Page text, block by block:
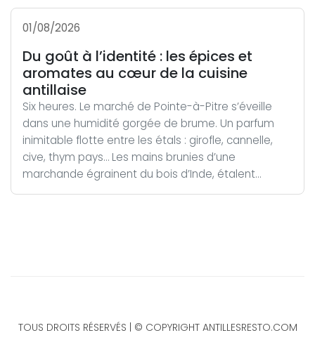
01/08/2026
Du goût à l’identité : les épices et
aromates au cœur de la cuisine
antillaise
Six heures. Le marché de Pointe-à-Pitre s’éveille
dans une humidité gorgée de brume. Un parfum
inimitable flotte entre les étals : girofle, cannelle,
cive, thym pays… Les mains brunies d’une
marchande égrainent du bois d’Inde, étalent...
TOUS DROITS RÉSERVÉS | © COPYRIGHT ANTILLESRESTO.COM